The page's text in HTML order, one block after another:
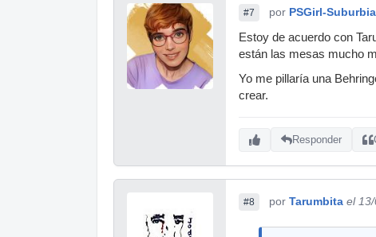
#7 por PSGirl-Suburbia
Estoy de acuerdo con
están las mesas mucho
Yo me pillaría una
crear.
Responder
#8 por Tarumbita el